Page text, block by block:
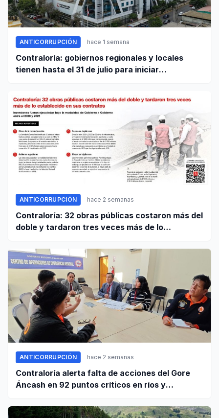
ANTICORRUPCIÓN hace 1 semana
Contraloría: gobiernos regionales y locales
tienen hasta el 31 de julio para iniciar
ANTICORRUPCIÓN hace 2 semanas
Contraloría: 32 obras públicas costaron más del
doble y tardaron tres veces más de lo
ANTICORRUPCIÓN hace 2 semanas
Contraloría alerta falta de acciones del Gore
Áncash en 92 puntos críticos en ríos y